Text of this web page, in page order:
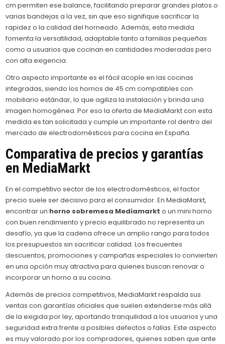
cm permiten ese balance, facilitando preparar grandes platos o
varias bandejas a la vez, sin que eso signifique sacrificar la
rapidez o la calidad del horneado. Además, esta medida
fomenta la versatilidad, adaptable tanto a familias pequeñas
como a usuarios que cocinan en cantidades moderadas pero
con alta exigencia.
Otro aspecto importante es el fácil acople en las cocinas
integradas, siendo los hornos de 45 cm compatibles con
mobiliario estándar, lo que agiliza la instalación y brinda una
imagen homogénea. Por eso la oferta de MediaMarkt con esta
medida es tan solicitada y cumple un importante rol dentro del
mercado de electrodomésticos para cocina en España.
Comparativa de precios y garantías
en MediaMarkt
En el competitivo sector de los electrodomésticos, el factor
precio suele ser decisivo para el consumidor. En MediaMarkt,
encontrar un horno sobremesa Mediamarkt o un mini horno
con buen rendimiento y precio equilibrado no representa un
desafío, ya que la cadena ofrece un amplio rango para todos
los presupuestos sin sacrificar calidad. Los frecuentes
descuentos, promociones y campañas especiales lo convierten
en una opción muy atractiva para quienes buscan renovar o
incorporar un horno a su cocina.
Además de precios competitivos, MediaMarkt respalda sus
ventas con garantías oficiales que suelen extenderse más allá
de la exigida por ley, aportando tranquilidad a los usuarios y una
seguridad extra frente a posibles defectos o fallas. Este aspecto
es muy valorado por los compradores, quienes saben que ante